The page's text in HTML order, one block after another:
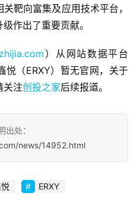
靶向富集及应用技术平台，
作出了重要贡献。
）从网站数据平台
悦（ERXY）暂无官网，关于
关注创投之家后续报道。
处：
news/14952.html
ERXY